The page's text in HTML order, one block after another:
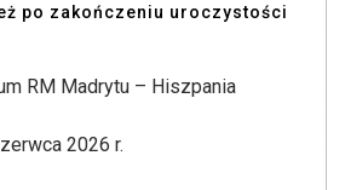
po zakończeniu uroczystości
RM Madrytu – Hiszpania
2026 r.